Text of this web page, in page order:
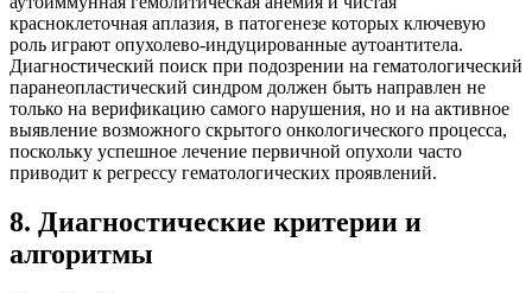
красноклеточная аплазия, в патогенезе которых ключевую
роль играют опухолево-индуцированные аутоантитела.
Диагностический поиск при подозрении на гематологический
паранеопластический синдром должен быть направлен не
только на верификацию самого нарушения, но и на активное
выявление возможного скрытого онкологического процесса,
поскольку успешное лечение первичной опухоли часто
приводит к регрессу гематологических проявлений.
8. Диагностические критерии и
алгоритмы